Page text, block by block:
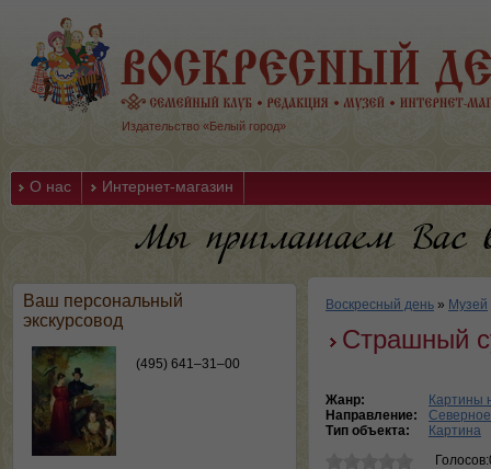
Издательство «Белый город»
О нас Интернет-магазин
Ваш персональный
экскурсовод
(495) 641–31–00
Воскресный день » Музей
Страшный
Жанр:
Картины
Направление:
Тип объекта:
Картина